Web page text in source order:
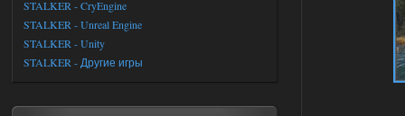
STALKER - CryEngine
STALKER - Unreal Engine
STALKER - Unity
STALKER - Другие игры